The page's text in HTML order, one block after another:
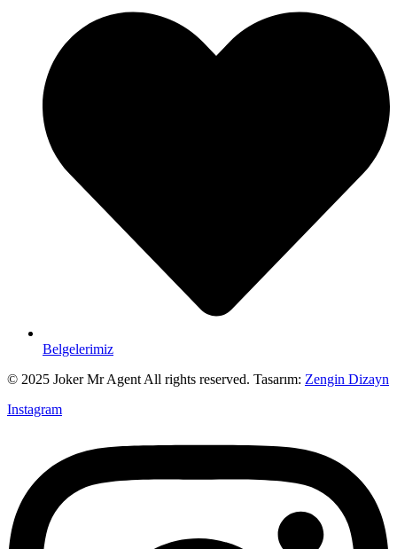
Belgelerimiz
© 2025 Joker Mr Agent All rights reserved. Tasarım: Zengin Dizayn
Instagram